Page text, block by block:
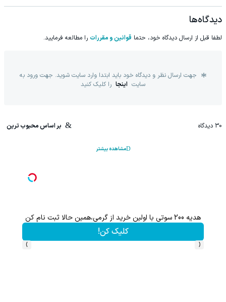
دیدگاه‌ها
لطفا قبل از ارسال دیدگاه خود، حتما قوانین و مقررات را مطالعه فرمایید.
جهت ارسال نظر و دیدگاه خود باید ابتدا وارد سایت شوید. جهت ورود به
سایت اینجا را کلیک کنید
30 دیدگاه بر اساس محبوب ترین
مشاهده بیشتر
هدیه 200 سوتی با اولین خرید از گرمی،همین حالا ثبت نام کن
کلیک کن!
‹
›